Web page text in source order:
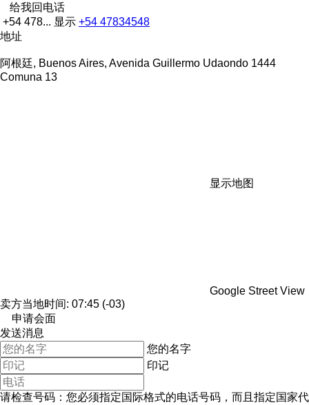
给我回电话
+54 478... 显示 +54 47834548
地址
阿根廷, Buenos Aires, Avenida Guillermo Udaondo 1444
Comuna 13
显示地图
Google Street View
卖方当地时间: 07:45 (-03)
申请会面
发送消息
您的名字
印记
请检查号码：您必须指定国际格式的电话号码，而且指定国家代